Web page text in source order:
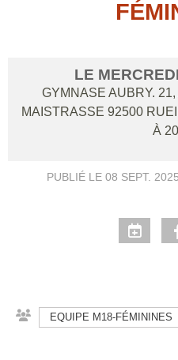
LE MERCREDI
GYMNASE AUBRY.
MAISTRASSE 92500
À
PUBLIÉ LE 08 SEPT. 2025
EQUIPE M18-FÉMININES